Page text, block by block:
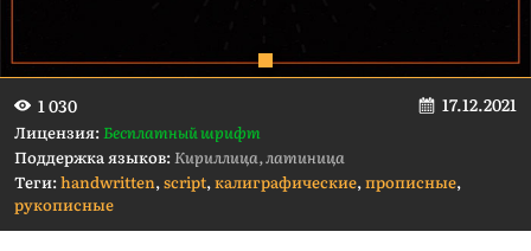
1 030 17.12.2021
Лицензия:Бесплатный шрифт
Поддержка языков:Кириллица, латиница
Теги:handwritten,script,калиграфические,прописные,
рукописные